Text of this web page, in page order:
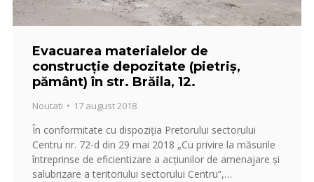
Evacuarea materialelor de
construcție depozitate (pietriș,
pământ) în str. Brăila, 12.
Noutati 17 august 2018
În conformitate cu dispoziţia Pretorului sectorului
Centru nr. 72-d din 29 mai 2018 „Cu privire la măsurile
întreprinse de eficientizare a acţiunilor de amenajare şi
salubrizare a teritoriului sectorului Centru”,…